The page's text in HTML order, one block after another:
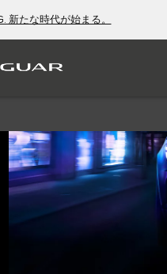
新たな時代が始まる。